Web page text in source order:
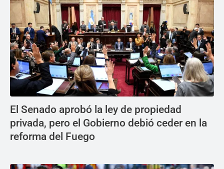
El Senado aprobó la ley de propiedad
privada, pero el Gobierno debió ceder en la
reforma del Fuego